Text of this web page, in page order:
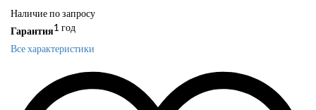
Наличие по запросу
Гарантия1 год
Все характеристики